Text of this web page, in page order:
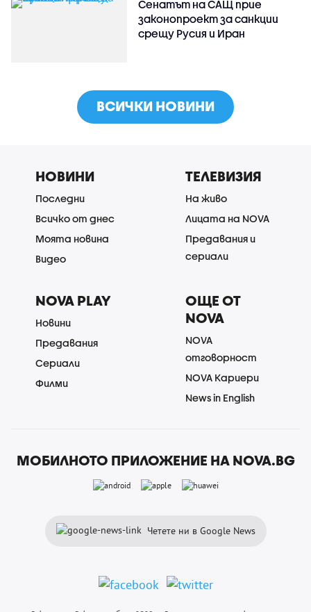
Сенатът на САЩ прие
законопроект за санкции
срещу Русия и Иран
ВСИЧКИ НОВИНИ
НОВИНИ
Последни
Всичко от днес
Моята новина
Видео
ТЕЛЕВИЗИЯ
На живо
Лицата на NOVA
Предавания и
сериали
NOVA PLAY
Новини
Предавания
Сериали
Филми
ОЩЕ ОТ
NOVA
NOVA
отговорност
NOVA Кариери
News in English
МОБИЛНОТО ПРИЛОЖЕНИЕ НА NOVA.BG
Четете ни в Google News